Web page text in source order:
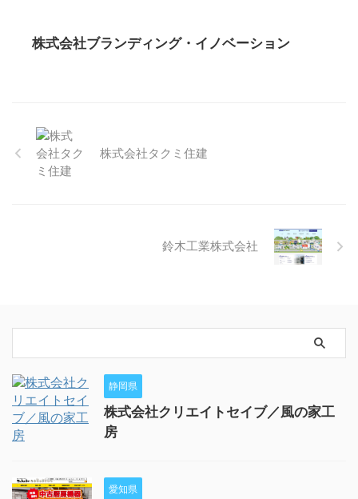
株式会社ブランディング・イノベーション
株式会社タクミ住建
鈴木工業株式会社
静岡県
株式会社クリエイトセイブ／風の家工
房
愛知県